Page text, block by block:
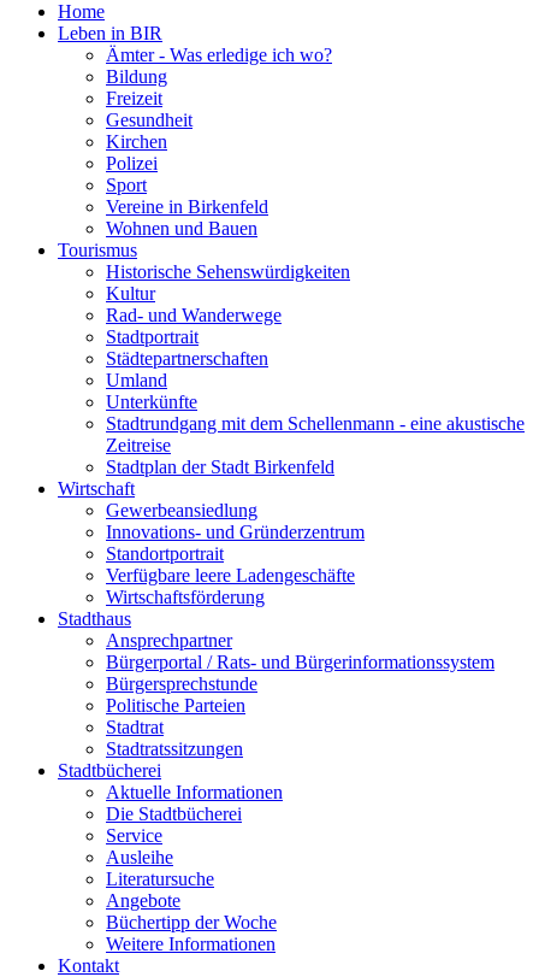
Home
Leben in BIR
Ämter - Was erledige ich wo?
Bildung
Freizeit
Gesundheit
Kirchen
Polizei
Sport
Vereine in Birkenfeld
Wohnen und Bauen
Tourismus
Historische Sehenswürdigkeiten
Kultur
Rad- und Wanderwege
Stadtportrait
Städtepartnerschaften
Umland
Unterkünfte
Stadtrundgang mit dem Schellenmann - eine akustische
Zeitreise
Stadtplan der Stadt Birkenfeld
Wirtschaft
Gewerbeansiedlung
Innovations- und Gründerzentrum
Standortportrait
Verfügbare leere Ladengeschäfte
Wirtschaftsförderung
Stadthaus
Ansprechpartner
Bürgerportal / Rats- und Bürgerinformationssystem
Bürgersprechstunde
Politische Parteien
Stadtrat
Stadtratssitzungen
Stadtbücherei
Aktuelle Informationen
Die Stadtbücherei
Service
Ausleihe
Literatursuche
Angebote
Büchertipp der Woche
Weitere Informationen
Kontakt